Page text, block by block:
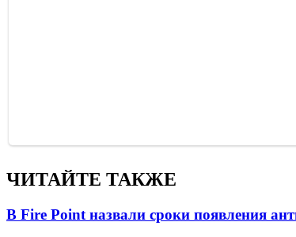
ЧИТАЙТЕ ТАКЖЕ
В Fire Point назвали сроки появления